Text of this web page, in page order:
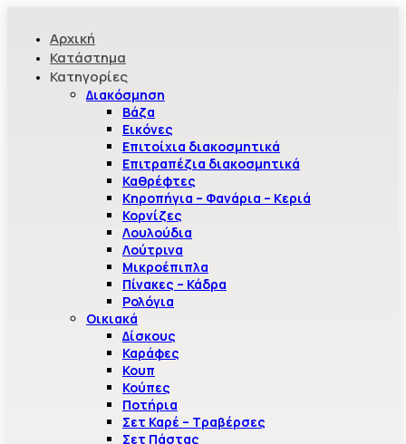
Αρχική
Κατάστημα
Κατηγορίες
Διακόσμηση
Βάζα
Εικόνες
Επιτοίχια διακοσμητικά
Επιτραπέζια διακοσμητικά
Καθρέφτες
Κηροπήγια – Φανάρια – Κεριά
Κορνίζες
Λουλούδια
Λούτρινα
Μικροέπιπλα
Πίνακες – Κάδρα
Ρολόγια
Οικιακά
Δίσκους
Καράφες
Κουπ
Κούπες
Ποτήρια
Σετ Καρέ – Τραβέρσες
Σετ Πάστας